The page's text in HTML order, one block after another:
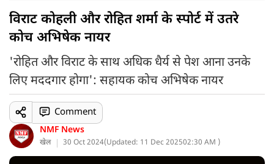
विराट कोहली और रोहित शर्मा के स्पोर्ट में उतरे
कोच अभिषेक नायर
'रोहित और विराट के साथ अधिक धैर्य से पेश आना उनके
लिए मददगार होगा': सहायक कोच अभिषेक नायर
NMF News
खेल 30 Oct 2024(Updated: 11 Dec 202502:30 AM )
Comment